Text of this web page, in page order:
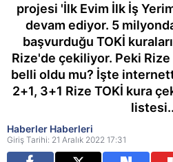
projesi 'İlk Evim İlk İş
devam ediyor. 5
başvurduğu TOKİ
Rize'de çekiliyor. Peki
belli oldu mu? İşte
2+1, 3+1 Rize TOKİ kura
Haberler Haberleri
Giriş Tarihi: 21 Aralık 2022 17:31